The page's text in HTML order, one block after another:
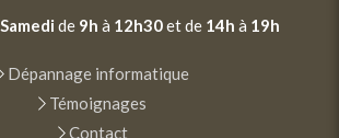
Samedi de 9h à 12h30et de 14h à 19h
Dépannage informatique
Témoignages
Contact